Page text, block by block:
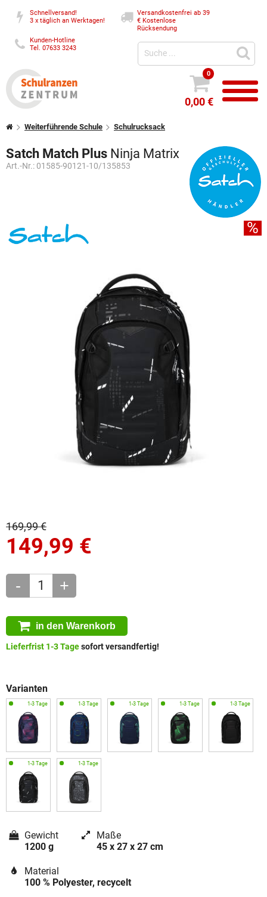
Schnellversand!
3 x täglich an Werktagen!
Versandkostenfrei ab 39
€Kostenlose
Rücksendung
Kunden-Hotline
Tel. 07633 3243
0
0,00 €
Weiterführende Schule Schulrucksack
Satch Match Plus Ninja Matrix
Art.-Nr.: 01585-90121-10/135853
%
169,99 €
149,99 €
- +
in den Warenkorb
Lieferfrist 1-3 Tagesofort versandfertig!
Varianten
Gewicht
1200 g
Maße
45 x 27 x 27 cm
Material
100 % Polyester, recycelt